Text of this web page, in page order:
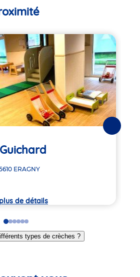
ERAGNY
de détails
Go
to
slide
Go
to
slide
Go
to
slide
Go
to
slide
Go
to
slide
Go
to
slide
types de crèches ?